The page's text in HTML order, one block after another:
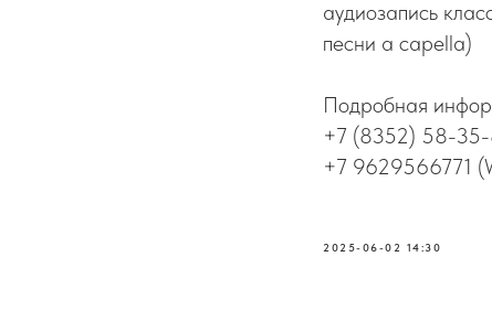
аудиозапись
песни a capella)
Подробная
+7 (8352) 58-
+7 9629566771
2025-06-02 14:30